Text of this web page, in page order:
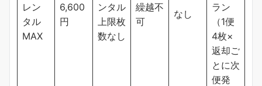
レン
タル
MAX
6,600
円
ンタル
上限枚
数なし
繰越不
可
なし
ラン
（1便
4枚×
返却ご
とに次
便発